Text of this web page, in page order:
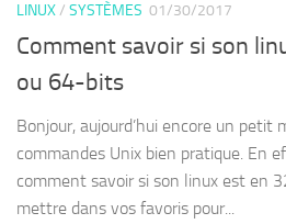
LINUX/ SYSTÈMES 01/30/2017
Comment savoir si son
ou 64-bits
Bonjour, aujourd’hui encore un petit
commandes Unix bien pratique. En
comment savoir si son linux est en
mettre dans vos favoris pour...